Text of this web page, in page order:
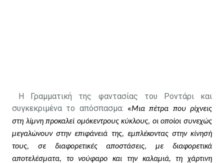
Η Γραμματική της φαντασίας του Ροντάρι και
συγκεκριμένα το απόσπασμα: «Μια πέτρα που ρίχνεις
στη λίμνη προκαλεί ομόκεντρους κύκλους, οι οποίοι συνεχώς
μεγαλώνουν στην επιφάνειά της, εμπλέκοντας στην κίνησή
τους, σε διαφορετικές αποστάσεις, με διαφορετικά
αποτελέσματα, το νούφαρο και την καλαμιά, τη χάρτινη